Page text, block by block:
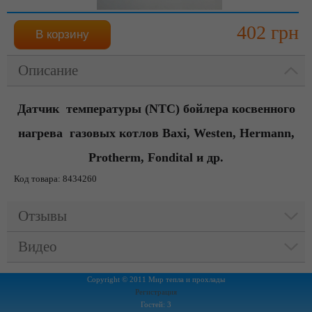
402 грн
Описание
Датчик температуры (NTC) бойлера косвенного
нагрева газовых котлов Baxi, Westen, Hermann,
Protherm, Fondital и др.
Код товара: 8434260
Отзывы
Видео
Copyright © 2011 Мир тепла и прохлады
Регистрация
Гостей: 3